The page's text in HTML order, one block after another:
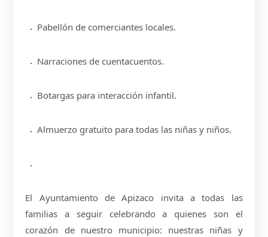
Pabellón de comerciantes locales.
Narraciones de cuentacuentos.
Botargas para interacción infantil.
Almuerzo gratuito para todas las niñas y niños.
El Ayuntamiento de Apizaco invita a todas las
familias a seguir celebrando a quienes son el
corazón de nuestro municipio: nuestras niñas y